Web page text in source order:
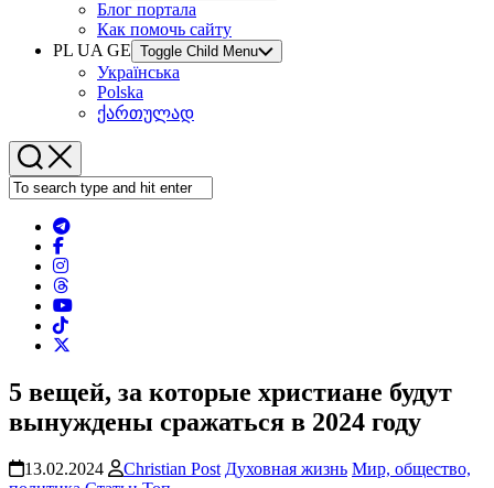
Блог портала
Как помочь сайту
PL UA GE Toggle Child Menu
Українська
Polska
ქართულად
5 вещей, за которые христиане будут
вынуждены сражаться в 2024 году
13.02.2024 Christian Post Духовная жизнь Мир, общество,